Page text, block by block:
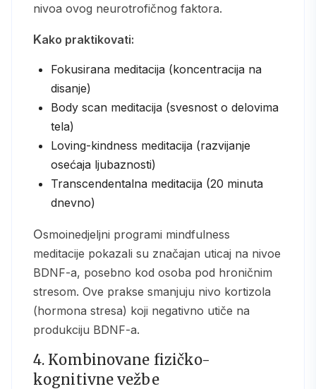
nivoa ovog neurotrofičnog faktora.
Kako praktikovati:
Fokusirana meditacija (koncentracija na
disanje)
Body scan meditacija (svesnost o delovima
tela)
Loving-kindness meditacija (razvijanje
osećaja ljubaznosti)
Transcendentalna meditacija (20 minuta
dnevno)
Osmoinedjeljni programi mindfulness
meditacije pokazali su značajan uticaj na nivoe
BDNF-a, posebno kod osoba pod hroničnim
stresom. Ove prakse smanjuju nivo kortizola
(hormona stresa) koji negativno utiče na
produkciju BDNF-a.
4. Kombinovane fizičko-
kognitivne vežbe